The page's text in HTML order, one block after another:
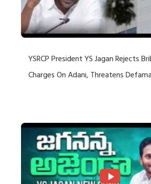
YSRCP President YS Jagan Rejects
Charges On Adani, Threatens